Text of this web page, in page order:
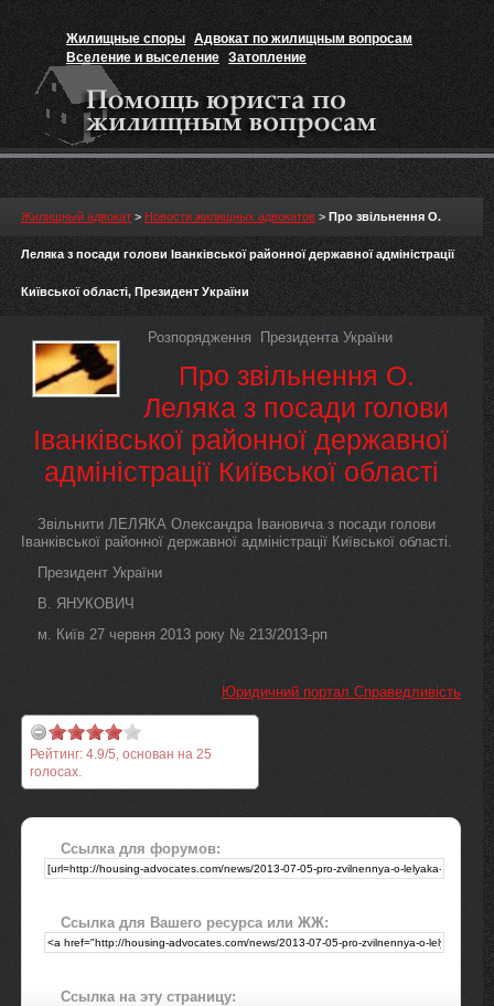
Жилищные споры Адвокат по жилищным вопросам
Вселение и выселение Затопление
Признание прав на жильё
Жилищный адвокат > Новости жилищных адвокатов > Про звільнення О.
Леляка з посади голови Іванківської районної державної адміністрації
Київської області, Президент України
Розпорядження Президента України
Про звільнення О.
Леляка з посади голови
Іванківської районної державної
адміністрації Київської області
Звільнити ЛЕЛЯКА Олександра Івановича з посади голови
Іванківської районної державної адміністрації Київської області.
Президент України
В. ЯНУКОВИЧ
м. Київ 27 червня 2013 року № 213/2013-рп
Юридичний портал Справедливість
Рейтинг: 4.9/5, основан на 25
голосах.
Ссылка для форумов:
Ссылка для Вашего ресурса или ЖЖ:
Ссылка на эту страницу: